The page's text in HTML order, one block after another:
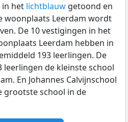
in het lichtblauw getoond en
woonplaats Leerdam wordt
De 10 vestigingen in het
Leerdam hebben in
193 leerlingen. De
leerlingen de kleinste school
En Johannes Calvijnschool
grootste school in de